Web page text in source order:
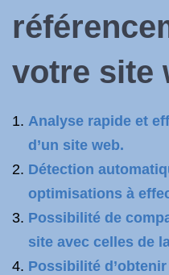
votre site
Analyse rapide et
d’un site web.
Détection
optimisations à
Possibilité de
site avec celles de
Possibilité